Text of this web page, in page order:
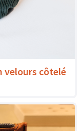
velours côtelé